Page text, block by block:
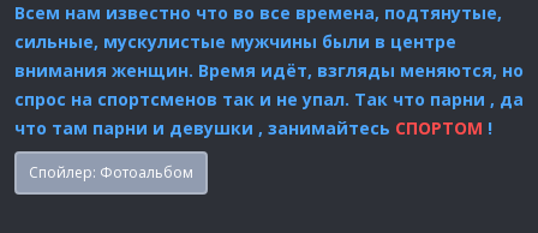
Всем нам известно что во все времена, подтянутые,
сильные, мускулистые мужчины были в центре
внимания женщин. Время идёт, взгляды меняются, но
спрос на спортсменов так и не упал. Так что парни , да
что там парни и девушки , занимайтесь СПОРТОМ !
Спойлер: Фотоальбом